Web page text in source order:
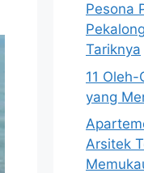
Pesona
Tariknya
11
yang
Arsitek